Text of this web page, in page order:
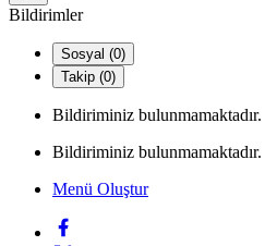
Bildirimler
Sosyal (0)
Takip (0)
Bildiriminiz bulunmamaktadır.
Bildiriminiz bulunmamaktadır.
Menü Oluştur